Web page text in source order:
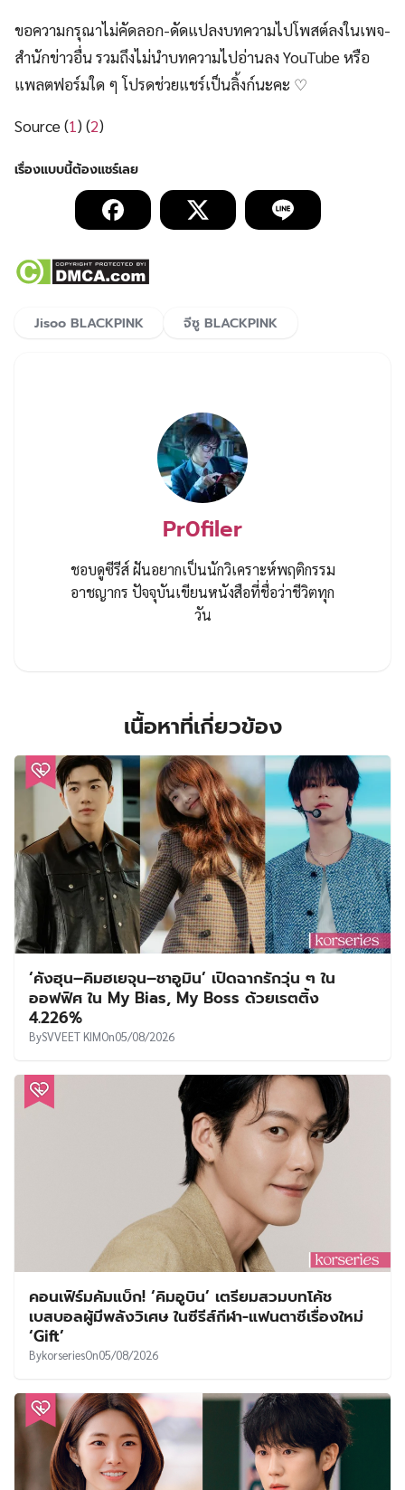
ขอความกรุณาไม่คัดลอก-ดัดแปลงบทความไปโพสต์ลงในเพจ-
สำนักข่าวอื่น รวมถึงไม่นำบทความไปอ่านลง YouTube หรือ
แพลตฟอร์มใด ๆ โปรดช่วยแชร์เป็นลิ้งก์นะคะ ♡
Source (1) (2)
Jisoo BLACKPINK จีซู BLACKPINK
Pr0filer
ชอบดูซีรีส์ ฝันอยากเป็นนักวิเคราะห์พฤติกรรม
อาชญากร ปัจจุบันเขียนหนังสือที่ชื่อว่าชีวิตทุก
วัน
เนื้อหาที่เกี่ยวข้อง
‘คังฮุน–คิมฮเยจุน–ชาอูมิน’ เปิดฉากรักวุ่น ๆ ใน
ออฟฟิศ ใน My Bias, My Boss ด้วยเรตติ้ง
4.226%
BySVVEET KIMOn05/08/2026
คอนเฟิร์มคัมแบ็ก! ‘คิมอูบิน’ เตรียมสวมบทโค้ช
เบสบอลผู้มีพลังวิเศษ ในซีรีส์กีฬา-แฟนตาซีเรื่องใหม่
‘Gift’
BykorseriesOn05/08/2026